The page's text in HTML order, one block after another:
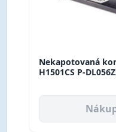
Nekapotovaná
H1501CS P-